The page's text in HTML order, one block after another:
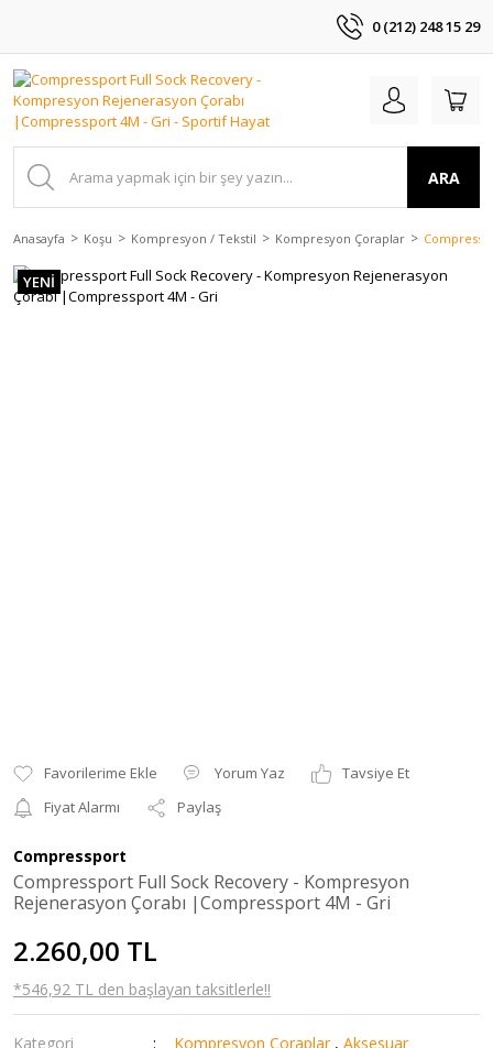
0 (212) 248 15 29
ARA
Anasayfa Koşu Kompresyon / Tekstil Kompresyon Çoraplar
YENİ
Yorum Yaz
Tavsiye Et
Fiyat Alarmı
Paylaş
Compressport
Compressport Full Sock Recovery - Kompresyon
Rejenerasyon Çorabı |Compressport 4M - Gri
2.260,00 TL
*546,92 TL den başlayan taksitlerle!!
Kategori Kompresyon Çoraplar ,Aksesuar